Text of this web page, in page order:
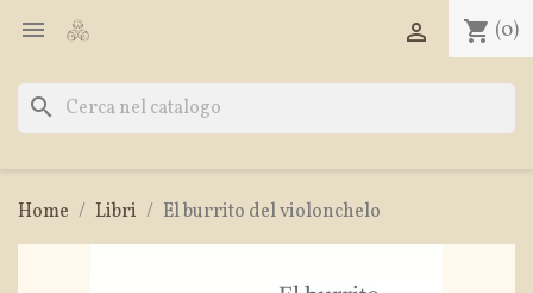
 shopping_cart (0)

search
Home Libri El burrito del violonchelo